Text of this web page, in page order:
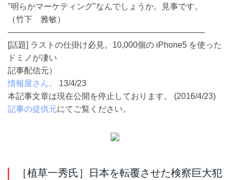
"明らかマーケティング"なんでしょうか。見事です。
（竹下 雅敏）
————————————————————————
[話題] ラストの仕掛け必見。10,000個の iPhone5 を使った
ドミノが凄い
記事配信元）
情報屋さん。
13/4/23
本記事文章は現在公開を停止しております。 (2016/4/23)
記事の提供元にてご覧ください。
［植草一秀氏］日本を転覆させた検察巨大犯